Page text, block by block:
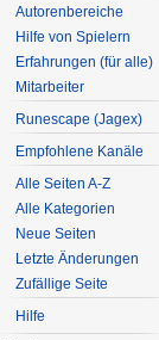
Autorenbereiche
Hilfe von Spielern
Erfahrungen (für alle)
Mitarbeiter
Runescape (Jagex)
Empfohlene Kanäle
Alle Seiten A-Z
Alle Kategorien
Neue Seiten
Letzte Änderungen
Zufällige Seite
Hilfe